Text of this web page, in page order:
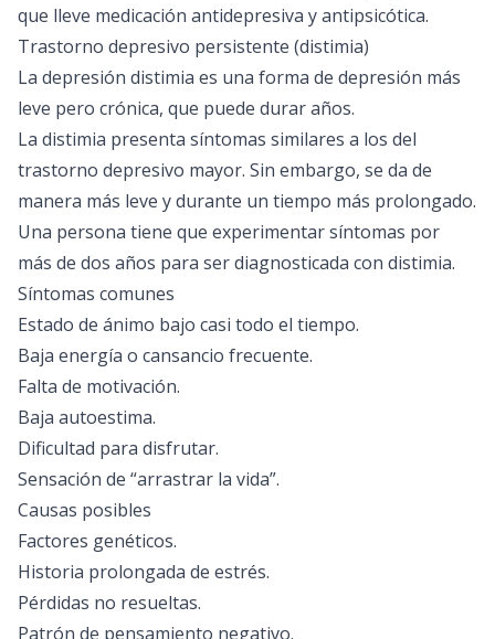
que lleve medicación antidepresiva y antipsicótica.
Trastorno depresivo persistente (distimia)
La depresión distimia es una forma de depresión más
leve pero crónica, que puede durar años.
La distimia presenta síntomas similares a los del
trastorno depresivo mayor. Sin embargo, se da de
manera más leve y durante un tiempo más prolongado.
Una persona tiene que experimentar síntomas por
más de dos años para ser diagnosticada con distimia.
Síntomas comunes
Estado de ánimo bajo casi todo el tiempo.
Baja energía o cansancio frecuente.
Falta de motivación.
Baja autoestima.
Dificultad para disfrutar.
Sensación de “arrastrar la vida”.
Causas posibles
Factores genéticos.
Historia prolongada de estrés.
Pérdidas no resueltas.
Patrón de pensamiento negativo.